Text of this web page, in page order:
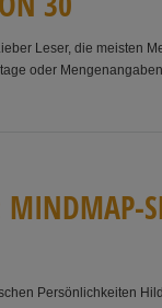
Leser, die meisten
oder
MINDMAP-S
Persönlichkeiten